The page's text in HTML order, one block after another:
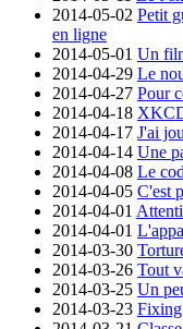
2014-05-02 Petit
en ligne
2014-05-01 Un
2014-04-29 Le
2014-04-27 Pour
2014-04-18
2014-04-17 J'ai
2014-04-14 Une
2014-04-08 Le
2014-04-05 C'est
2014-04-01
2014-04-01
2014-03-30
2014-03-26 Tout
2014-03-25 Un
2014-03-23 Fixing